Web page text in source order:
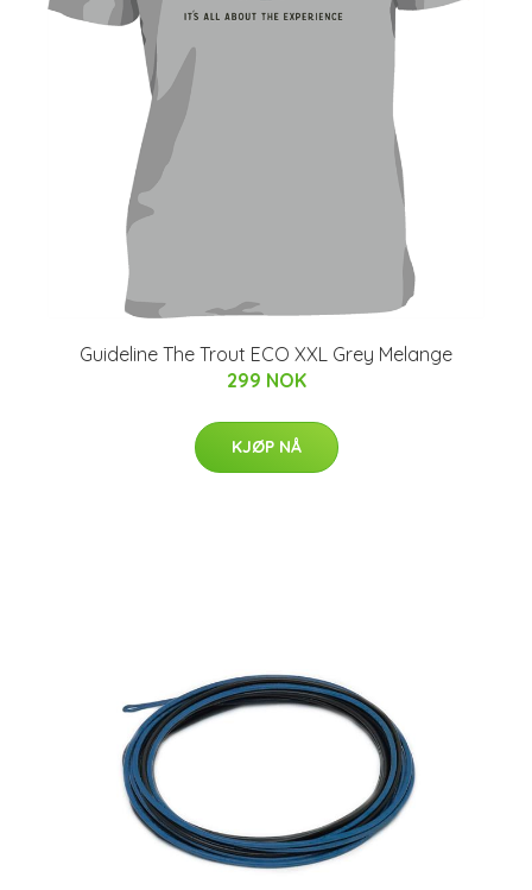
Guideline The Trout ECO XXL Grey Melange
299 NOK
KJØP NÅ